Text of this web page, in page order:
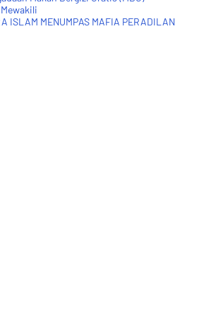
ISLAM MENUMPAS MAFIA PERADILAN